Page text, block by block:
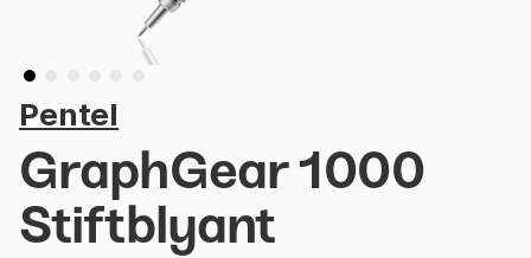
Pentel
GraphGear 1000
Stiftblyant